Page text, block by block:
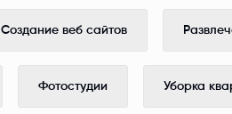
Создание веб сайтов
Фотостудии Уборка